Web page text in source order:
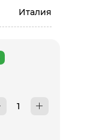
Италия